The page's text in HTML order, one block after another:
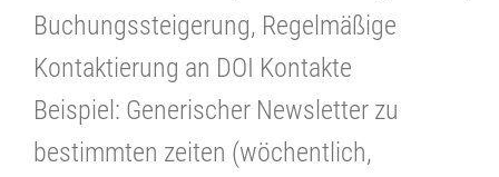
Buchungssteigerung, Regelmäßige
Kontaktierung an DOI Kontakte
Beispiel: Generischer Newsletter zu
bestimmten zeiten (wöchentlich,